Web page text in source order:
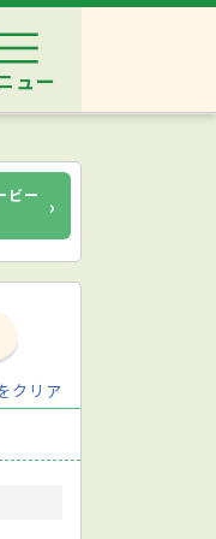
ュー
ビー
›
クリア